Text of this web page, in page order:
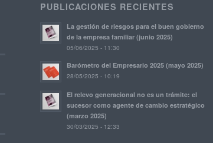
PUBLICACIONES RECIENTES
La gestión de riesgos para el buen gobierno
de la empresa familiar (junio 2025)
05/06/2025 - 11:30
Barómetro del Empresario 2025 (mayo 2025)
28/05/2025 - 10:19
El relevo generacional no es un trámite: el
sucesor como agente de cambio estratégico
(marzo 2025)
30/03/2025 - 12:33